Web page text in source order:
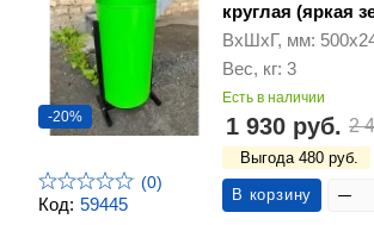
Код: 59445
-20%
(0)
круглая (яркая
ВхШхГ, мм:
Вес, кг: 3
Есть в наличии
1 930 руб. 2
Выгода 480 руб.
В корзину